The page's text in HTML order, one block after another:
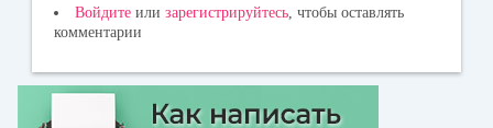
Войдите или зарегистрируйтесь, чтобы оставлять
комментарии